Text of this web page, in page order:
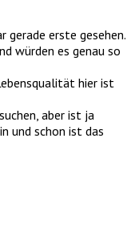
gerade erste gesehen.
würden es genau so
hier ist
aber ist ja
und schon ist das